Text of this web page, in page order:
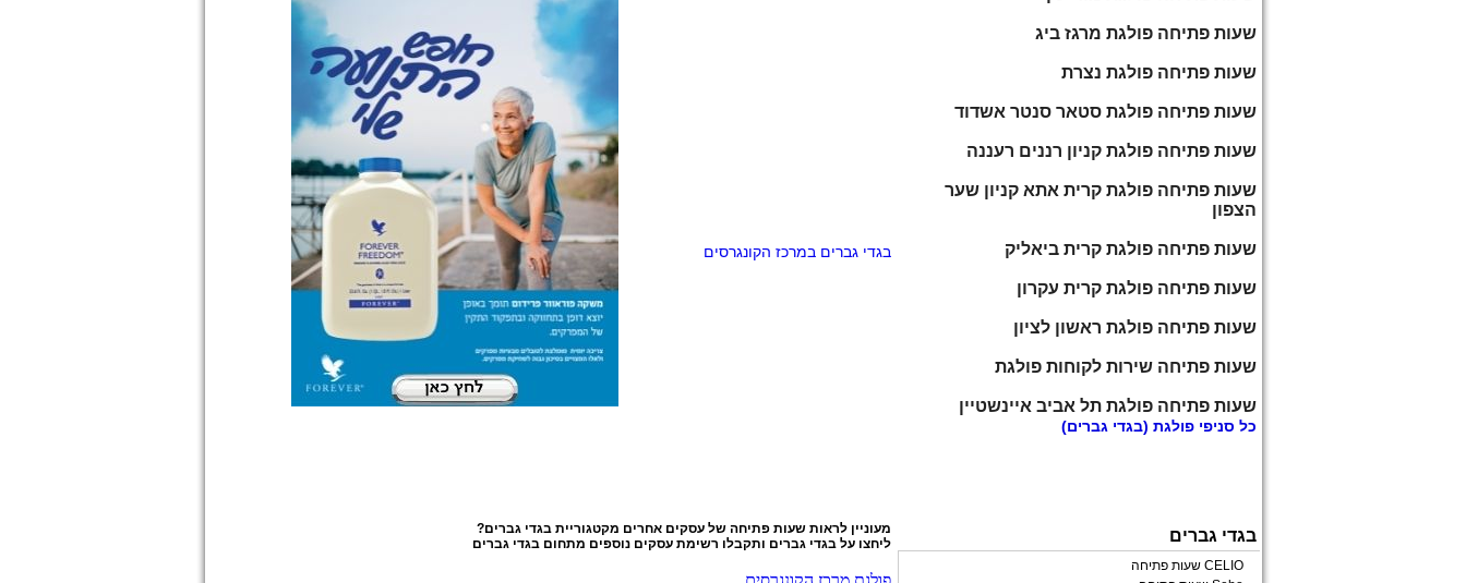
בגדי גברים במרכז הקונגרסים
מעוניין לראות שעות פתיחה של עסקים אחרים מקטגורייתבגדי גברים?
ליחצו עלבגדי גברים ותקבלו רשימת עסקים נוספים מתחום בגדי גברים
שעות פתיחה פולגת מרגז ביג
שעות פתיחה פולגת נצרת
שעות פתיחה פולגת סטאר סנטר אשדוד
שעות פתיחה פולגת קניון רננים רעננה
שעות פתיחה פולגת קרית אתא קניון שער
הצפון
שעות פתיחה פולגת קרית ביאליק
שעות פתיחה פולגת קרית עקרון
שעות פתיחה פולגת ראשון לציון
שעות פתיחה שירות לקוחות פולגת
שעות פתיחה פולגת תל אביב איינשטיין
כל סניפי פולגת (בגדי גברים)
בגדי גברים
CELIO שעות פתיחה